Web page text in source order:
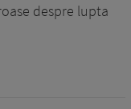
despre lupta